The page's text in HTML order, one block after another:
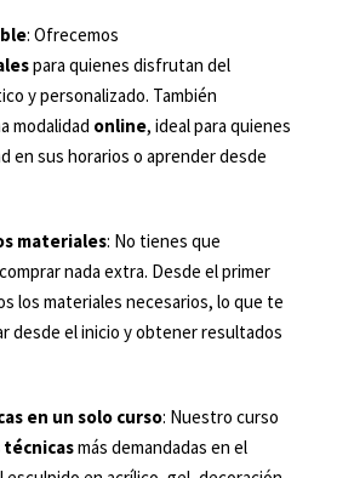
: Ofrecemos
para quienes disfrutan del
y personalizado. También
modalidad online, ideal para quienes
en sus horarios o aprender desde
materiales: No tienes que
nada extra. Desde el primer
los materiales necesarios, lo que te
desde el inicio y obtener resultados
en un solo curso: Nuestro curso
técnicasmás demandadas en el